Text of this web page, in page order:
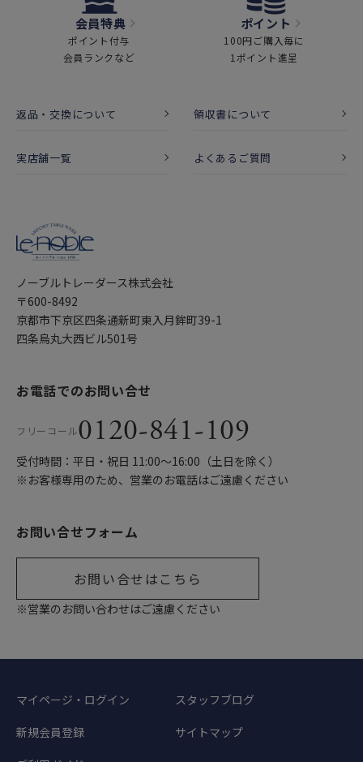
会員特典
ポイント付与
会員ランクなど
ポイント
100円ご購入毎に
1ポイント進呈
返品・交換について 領収書について
実店舗一覧 よくあるご質問
ノーブルトレーダース株式会社
〒600-8492
京都市下京区四条通新町東入月鉾町39-1
四条烏丸大西ビル501号
お電話でのお問い合せ
フリーコール0120-841-109
受付時間：平日・祝日 11:00〜16:00（土日を除く）
※お客様専用のため、営業のお電話はご遠慮ください
お問い合せフォーム
お問い合せはこちら
※営業のお問い合わせはご遠慮ください
マイページ・ログイン
新規会員登録
スタッフブログ
サイトマップ